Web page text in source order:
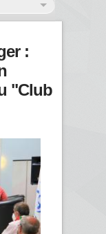
:
"Club